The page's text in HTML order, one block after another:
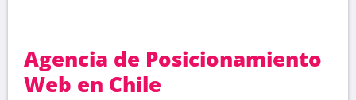
Agencia de Posicionamiento
Web en Chile